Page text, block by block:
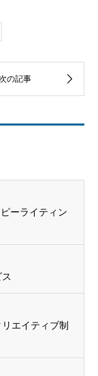
ーライティン
エイティブ制